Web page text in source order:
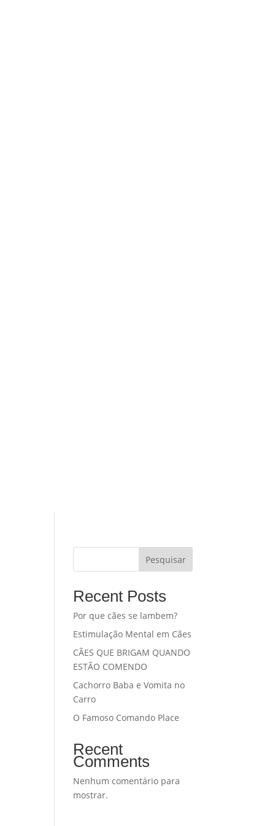
Pesquisar
Recent Posts
Por que cães se lambem?
Estimulação Mental em Cães
CÃES QUE BRIGAM QUANDO
ESTÃO COMENDO
Cachorro Baba e Vomita no
Carro
O Famoso Comando Place
Recent
Comments
Nenhum comentário para
mostrar.